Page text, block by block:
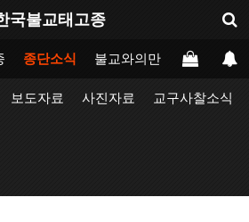
국불교태고종
종단소식 불교와의만남 업무포털
보도자료 사진자료 교구사찰소식